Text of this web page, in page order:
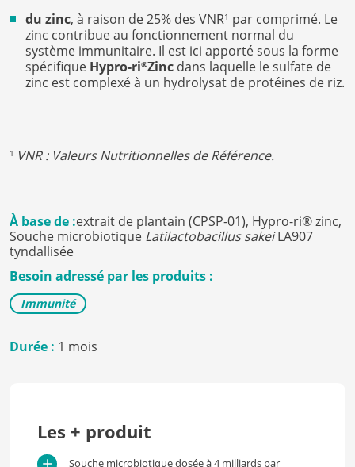
du zinc, à raison de 25% des VNR1 par comprimé. Le
zinc contribue au fonctionnement normal du
système immunitaire. Il est ici apporté sous la forme
spécifique Hypro-ri®Zinc dans laquelle le sulfate de
zinc est complexé à un hydrolysat de protéines de riz.
1 VNR : Valeurs Nutritionnelles de Référence.
À base de :extrait de plantain (CPSP-01), Hypro-ri® zinc,
Souche microbiotique Latilactobacillus sakeiLA907
tyndallisée
Besoin adressé par les produits :
Immunité
Durée : 1 mois
Les + produit
Souche microbiotique dosée à 4 milliards par